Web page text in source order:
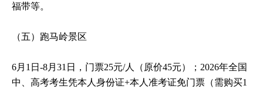
福带等。
（五）跑马岭景区
6月1日-8月31日，门票25元/人（原价45元）；2026年全国
中、高考考生凭本人身份证+本人准考证免门票（需购买1